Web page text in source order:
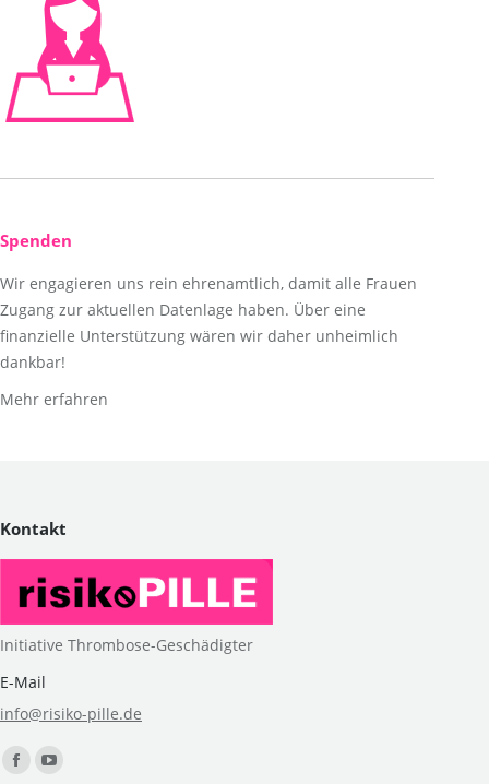
Spenden
Wir engagieren uns rein ehrenamtlich, damit alle Frauen
Zugang zur aktuellen Datenlage haben. Über eine
finanzielle Unterstützung wären wir daher unheimlich
dankbar!
Mehr erfahren
Kontakt
Initiative Thrombose-Geschädigter
E-Mail
info@risiko-pille.de
Finden Sie uns auf:
FacebookYouTube